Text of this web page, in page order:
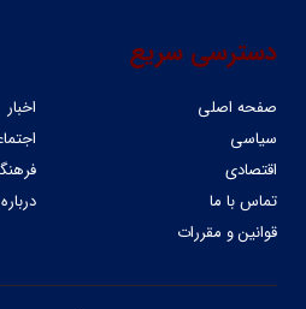
دسترسی سریع
صفحه اصلی
اخبار
سیاسی
اقتصادی
تماس با ما
قوانین و مقررات